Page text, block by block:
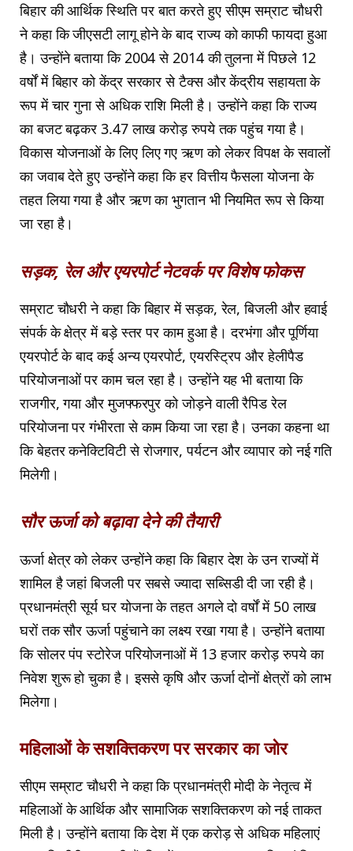
बिहार की आर्थिक स्थिति पर बात करते हुए सीएम सम्राट चौधरी
ने कहा कि जीएसटी लागू होने के बाद राज्य को काफी फायदा हुआ
है। उन्होंने बताया कि 2004 से 2014 की तुलना में पिछले 12
वर्षों में बिहार को केंद्र सरकार से टैक्स और केंद्रीय सहायता के
रूप में चार गुना से अधिक राशि मिली है। उन्होंने कहा कि राज्य
का बजट बढ़कर 3.47 लाख करोड़ रुपये तक पहुंच गया है।
विकास योजनाओं के लिए लिए गए ऋण को लेकर विपक्ष के सवालों
का जवाब देते हुए उन्होंने कहा कि हर वित्तीय फैसला योजना के
तहत लिया गया है और ऋण का भुगतान भी नियमित रूप से किया
जा रहा है।
सड़क, रेल और एयरपोर्ट नेटवर्क पर विशेष फोकस
सम्राट चौधरी ने कहा कि बिहार में सड़क, रेल, बिजली और हवाई
संपर्क के क्षेत्र में बड़े स्तर पर काम हुआ है। दरभंगा और पूर्णिया
एयरपोर्ट के बाद कई अन्य एयरपोर्ट, एयरस्ट्रिप और हेलीपैड
परियोजनाओं पर काम चल रहा है। उन्होंने यह भी बताया कि
राजगीर, गया और मुजफ्फरपुर को जोड़ने वाली रैपिड रेल
परियोजना पर गंभीरता से काम किया जा रहा है। उनका कहना था
कि बेहतर कनेक्टिविटी से रोजगार, पर्यटन और व्यापार को नई गति
मिलेगी।
सौर ऊर्जा को बढ़ावा देने की तैयारी
ऊर्जा क्षेत्र को लेकर उन्होंने कहा कि बिहार देश के उन राज्यों में
शामिल है जहां बिजली पर सबसे ज्यादा सब्सिडी दी जा रही है।
प्रधानमंत्री सूर्य घर योजना के तहत अगले दो वर्षों में 50 लाख
घरों तक सौर ऊर्जा पहुंचाने का लक्ष्य रखा गया है। उन्होंने बताया
कि सोलर पंप स्टोरेज परियोजनाओं में 13 हजार करोड़ रुपये का
निवेश शुरू हो चुका है। इससे कृषि और ऊर्जा दोनों क्षेत्रों को लाभ
मिलेगा।
महिलाओं के सशक्तिकरण पर सरकार का जोर
सीएम सम्राट चौधरी ने कहा कि प्रधानमंत्री मोदी के नेतृत्व में
महिलाओं के आर्थिक और सामाजिक सशक्तिकरण को नई ताकत
मिली है। उन्होंने बताया कि देश में एक करोड़ से अधिक महिलाएं